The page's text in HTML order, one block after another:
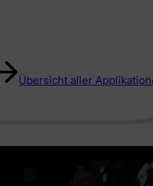
Übersicht aller